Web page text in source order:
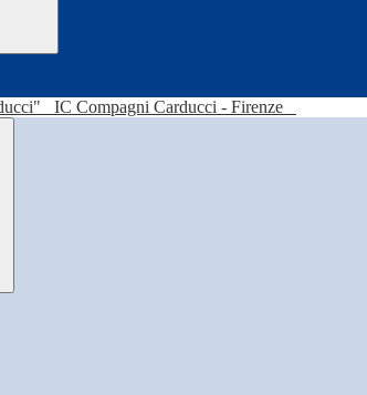
IC Compagni Carducci - Firenze